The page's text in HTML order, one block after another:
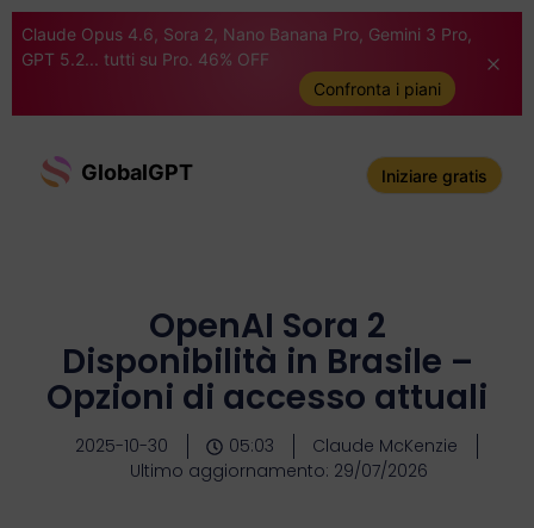
Claude Opus 4.6, Sora 2, Nano Banana Pro, Gemini 3 Pro,
GPT 5.2... tutti su Pro. 46% OFF
Confronta i piani
GlobalGPT Iniziare gratis
OpenAI Sora 2
Disponibilità in Brasile –
Opzioni di accesso attuali
2025-10-30 05:03
Claude McKenzie
Ultimo aggiornamento: 29/07/2026